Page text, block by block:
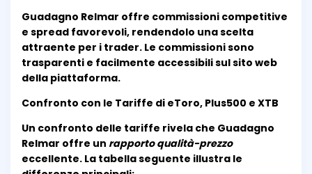
Guadagno Relmar offre commissioni competitive
e spread favorevoli, rendendolo una scelta
attraente per i trader. Le commissioni sono
trasparenti e facilmente accessibili sul sito web
della piattaforma.
Confronto con le Tariffe di eToro, Plus500 e XTB
Un confronto delle tariffe rivela che Guadagno
Relmar offre un rapporto qualità-prezzo
eccellente. La tabella seguente illustra le